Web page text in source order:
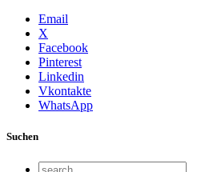
Email
X
Facebook
Pinterest
Linkedin
Vkontakte
WhatsApp
Suchen